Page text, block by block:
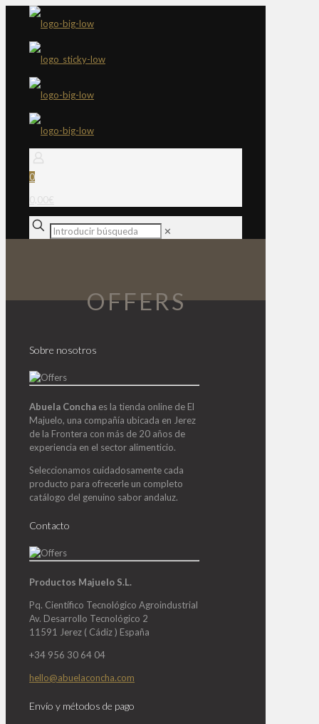
0
0,00€
✕
OFFERS
Sobre nosotros
Abuela Concha es la tienda online de El
Majuelo, una compañía ubicada en Jerez
de la Frontera con más de 20 años de
experiencia en el sector alimenticio.
Seleccionamos cuidadosamente cada
producto para ofrecerle un completo
catálogo del genuino sabor andaluz.
Contacto
Productos Majuelo S.L.
Pq. Científico Tecnológico Agroindustrial
Av. Desarrollo Tecnológico 2
11591 Jerez ( Cádiz ) España
+34 956 30 64 04
hello@abuelaconcha.com
Envío y métodos de pago